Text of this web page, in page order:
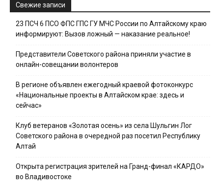
Свежие записи
23 ПСЧ 6 ПСО ФПС ГПС ГУ МЧС России по Алтайскому краю
информируют: Вызов ложный — наказание реальное!
Представители Советского района приняли участие в
онлайн-совещании волонтеров
В регионе объявлен ежегодный краевой фотоконкурс
«Национальные проекты в Алтайском крае: здесь и
сейчас»
Клуб ветеранов «Золотая осень» из села Шульгин Лог
Советского района в очередной раз посетил Республику
Алтай
Открыта регистрация зрителей на Гранд-финал «КАРДО»
во Владивостоке